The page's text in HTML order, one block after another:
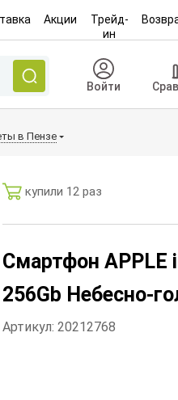
Акции
Трейд-
ин
Войти
в Пензе
купили 12 раз
Смартфон APPLE
256Gb Небесно-
Артикул: 20212768